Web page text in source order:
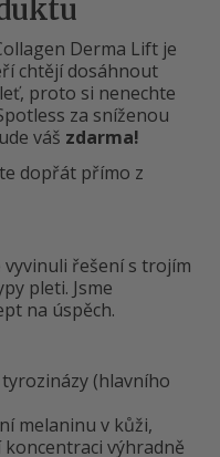
Derma Lift je
chtějí dosáhnout
proto si nenechte
za sníženou
váš zdarma!
dopřát přímo z
řešení s trojím
pleti. Jsme
na úspěch.
(hlavního
melaninu v kůži,
výhradně